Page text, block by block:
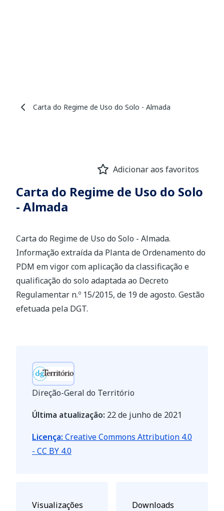
Carta do Regime de Uso do Solo - Almada
Adicionar aos favoritos
Carta do Regime de Uso do Solo
- Almada
Carta do Regime de Uso do Solo - Almada.
Informação extraída da Planta de Ordenamento do
PDM em vigor com aplicação da classificação e
qualificação do solo adaptada ao Decreto
Regulamentar n.º 15/2015, de 19 de agosto. Gestão
efetuada pela DGT.
Direção-Geral do Território
Última atualização: 22 de junho de 2021
Licença: Creative Commons Attribution 4.0
- CC BY 4.0
Visualizações Downloads